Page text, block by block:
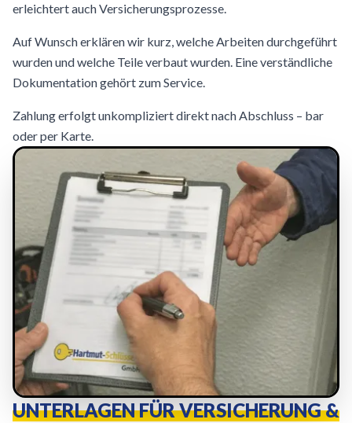
erleichtert auch Versicherungsprozesse.
Auf Wunsch erklären wir kurz, welche Arbeiten durchgeführt
wurden und welche Teile verbaut wurden. Eine verständliche
Dokumentation gehört zum Service.
Zahlung erfolgt unkompliziert direkt nach Abschluss – bar
oder per Karte.
UNTERLAGEN FÜR VERSICHERUNG &